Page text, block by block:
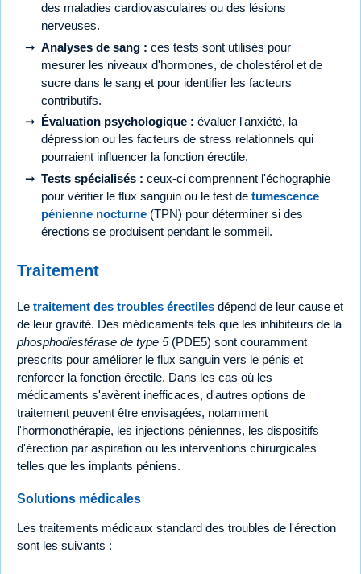
des maladies cardiovasculaires ou des lésions
nerveuses.
Analyses de sang : ces tests sont utilisés pour
mesurer les niveaux d'hormones, de cholestérol et de
sucre dans le sang et pour identifier les facteurs
contributifs.
Évaluation psychologique : évaluer l'anxiété, la
dépression ou les facteurs de stress relationnels qui
pourraient influencer la fonction érectile.
Tests spécialisés : ceux-ci comprennent l'échographie
pour vérifier le flux sanguin ou le test de tumescence
pénienne nocturne (TPN) pour déterminer si des
érections se produisent pendant le sommeil.
Traitement
Le traitement des troubles érectiles dépend de leur cause et
de leur gravité. Des médicaments tels que les inhibiteurs de la
phosphodiestérase de type 5(PDE5) sont couramment
prescrits pour améliorer le flux sanguin vers le pénis et
renforcer la fonction érectile. Dans les cas où les
médicaments s'avèrent inefficaces, d'autres options de
traitement peuvent être envisagées, notamment
l'hormonothérapie, les injections péniennes, les dispositifs
d'érection par aspiration ou les interventions chirurgicales
telles que les implants péniens.
Solutions médicales
Les traitements médicaux standard des troubles de l'érection
sont les suivants :